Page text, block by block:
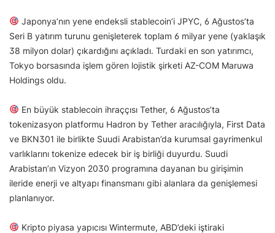
Japonya’nın yene endeksli stablecoin’i JPYC, 6 Ağustos’ta
Seri B yatırım turunu genişleterek toplam 6 milyar yene (yaklaşık
38 milyon dolar) çıkardığını açıkladı. Turdaki en son yatırımcı,
Tokyo borsasında işlem gören lojistik şirketi AZ-COM Maruwa
Holdings oldu.
En büyük stablecoin ihraççısı Tether, 6 Ağustos’ta
tokenizasyon platformu Hadron by Tether aracılığıyla, First Data
ve BKN301 ile birlikte Suudi Arabistan’da kurumsal gayrimenkul
varlıklarını tokenize edecek bir iş birliği duyurdu. Suudi
Arabistan’ın Vizyon 2030 programına dayanan bu girişimin
ileride enerji ve altyapı finansmanı gibi alanlara da genişlemesi
planlanıyor.
Kripto piyasa yapıcısı Wintermute, ABD’deki iştiraki